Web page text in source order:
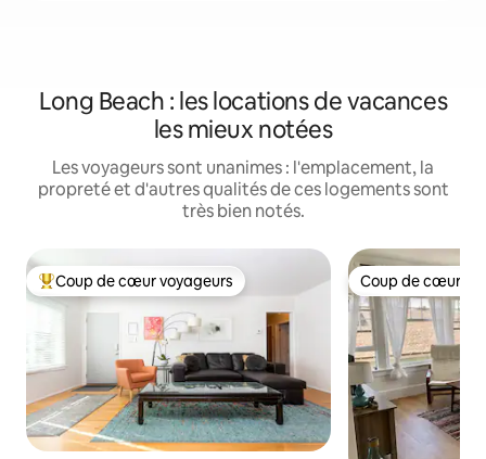
Long Beach : les locations de vacances
les mieux notées
Les voyageurs sont unanimes : l'emplacement, la
propreté et d'autres qualités de ces logements sont
très bien notés.
Coup de cœur voyageurs parmi les plus aimés
Coup de cœur voyageurs Coup de cœur
Coup de cœur